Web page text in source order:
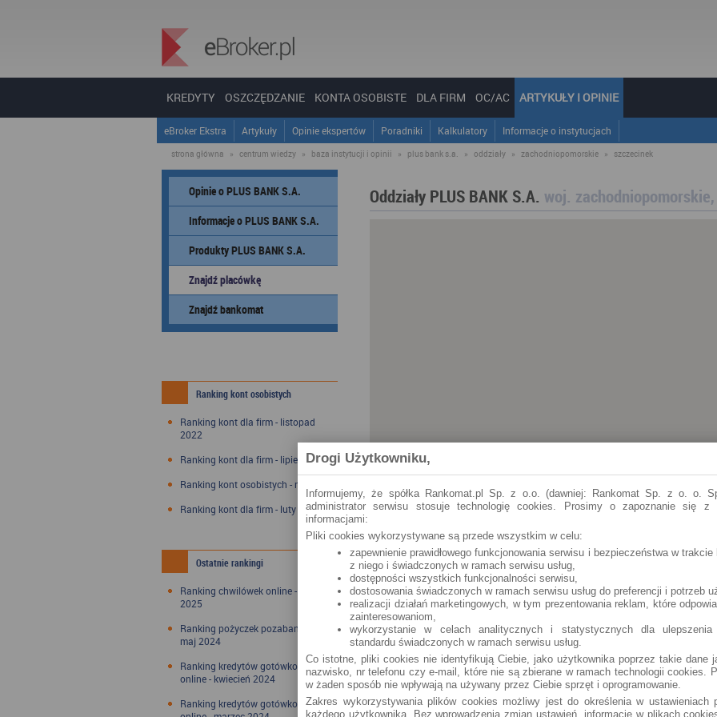
KREDYTY OSZCZĘDZANIE KONTA OSOBISTE DLA FIRM OC/AC ARTYKUŁY I OPINIE
eBroker Ekstra Artykuły Opinie ekspertów Poradniki Kalkulatory Informacje o instytucjach
strona główna » centrum wiedzy » baza instytucji i opinii » plus bank s.a. » oddziały » zachodniopomorskie » szczecinek
Opinie o PLUS BANK S.A.
Informacje o PLUS BANK S.A.
Produkty PLUS BANK S.A.
Znajdź placówkę
Znajdź bankomat
Ranking kont osobistych
Ranking kont dla firm - listopad
2022
Ranking kont dla firm - lipiec 2022
Ranking kont osobistych - maj 2022
Ranking kont dla firm - luty 2022
Ostatnie rankingi
Ranking chwilówek online - styczeń
2025
Ranking pożyczek pozabankowych -
maj 2024
Ranking kredytów gotówkowych
online - kwiecień 2024
Ranking kredytów gotówkowych
Oddziały PLUS BANK S.A. woj.
Szczecinek Wyszyńskiego 45
Drogi Użytkowniku,
Informujemy, że spółka Rankomat.pl Sp. z o.o. (dawniej: Rankomat Sp. z o. o.
administrator serwisu stosuje technologię cookies. Prosimy o zapoznanie się z
informacjami:
Pliki cookies wykorzystywane są przede wszystkim w celu:
zapewnienie prawidłowego funkcjonowania serwisu i bezpieczeństwa w
z niego i świadczonych w ramach serwisu usług,
dostępności wszystkich funkcjonalności serwisu,
dostosowania świadczonych w ramach serwisu usług do preferencji i potrzeb
realizacji działań marketingowych, w tym prezentowania reklam, które
zainteresowaniom,
wykorzystanie w celach analitycznych i statystycznych dla
standardu świadczonych w ramach serwisu usług.
Co istotne, pliki cookies nie identyfikują Ciebie, jako użytkownika poprzez takie dane
nazwisko, nr telefonu czy e-mail, które nie są zbierane w ramach technologii cookies.
w żaden sposób nie wpływają na używany przez Ciebie sprzęt i oprogramowanie.
Zakres wykorzystywania plików cookies możliwy jest do określenia w ustawieniach
każdego użytkownika. Bez wprowadzenia zmian ustawień, informacje w plikach